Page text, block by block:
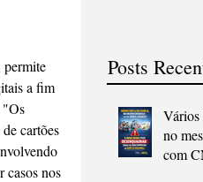
permite
a fim
"Os
cartões
casos nos
Posts
Vários
no
com